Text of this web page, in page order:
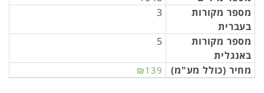
מספר מקורות
בעברית
3
מספר מקורות
באנגלית
5
מחיר (כולל מע"מ) ₪139